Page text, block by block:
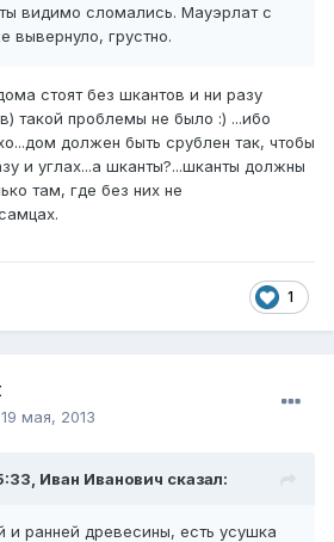
видимо сломались. Мауэрлат с
вывернуло, грустно.
стоят без шкантов и ни разу
такой проблемы не было :) ...ибо
должен быть срублен так, чтобы
и углах...а шканты?...шканты должны
там, где без них не
1
19 мая, 2013
Иван Иванович сказал:
и ранней древесины, есть усушка